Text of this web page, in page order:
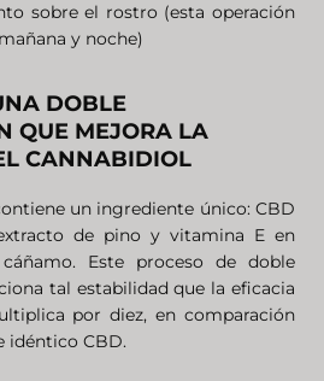
sobre el rostro (esta operación
y noche)
DOBLE
QUE MEJORA LA
CANNABIDIOL
un ingrediente único: CBD
de pino y vitamina E en
Este proceso de doble
tal estabilidad que la eficacia
por diez, en comparación
idéntico CBD.